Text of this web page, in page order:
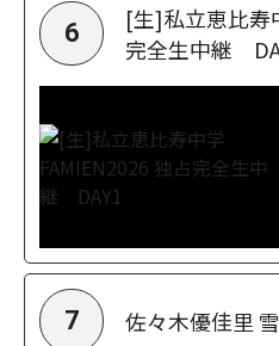
6
[生]私立恵比寿
完全生中継
7 佐々木優佳里